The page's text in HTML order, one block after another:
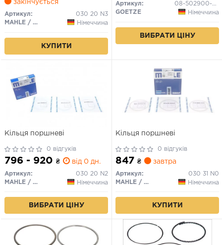
закінчується
Артикул:
030 20 N3
MAHLE / KNECHT
Німеччина
КУПИТИ
Артикул:
08-502900-00
GOETZE
Німеччина
ВИБРАТИ ЦІНУ
Кільця поршневі
0 відгуків
796 - 920 ₴ від 0 дн.
Артикул:
030 20 N2
MAHLE / KNECHT
Німеччина
ВИБРАТИ ЦІНУ
Кільця поршневі
0 відгуків
847 ₴ завтра
Артикул:
030 31 N0
MAHLE / KNECHT
Німеччина
КУПИТИ